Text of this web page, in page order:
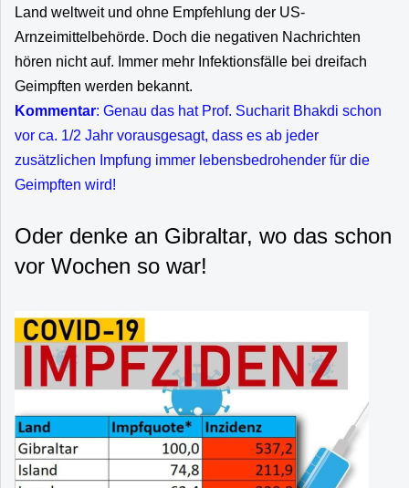
Land weltweit und ohne Empfehlung der US-
Arnzeimittelbehörde. Doch die negativen Nachrichten
hören nicht auf. Immer mehr Infektionsfälle bei dreifach
Geimpften werden bekannt.
Kommentar: Genau das hat Prof. Sucharit Bhakdi schon
vor ca. 1/2 Jahr vorausgesagt, dass es ab jeder
zusätzlichen Impfung immer lebensbedrohender für die
Geimpften wird!
Oder denke an Gibraltar, wo das schon
vor Wochen so war!